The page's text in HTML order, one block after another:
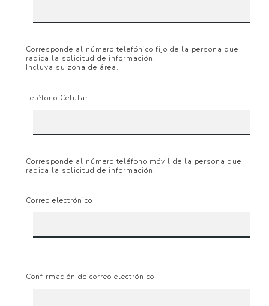
Corresponde al número telefónico fijo de la persona que
radica la solicitud de información.
Incluya su zona de área.
Teléfono Celular
Corresponde al número teléfono móvil de la persona que
radica la solicitud de información.
Correo electrónico
Confirmación de correo electrónico